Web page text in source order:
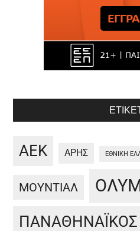
ΑΕΚ ΑΡΗΣ ΕΘΝΙΚΗ
ΜΟΥΝΤΙΑΛ
ΠΑΝΑΘΗΝΑΪΚΟΣ